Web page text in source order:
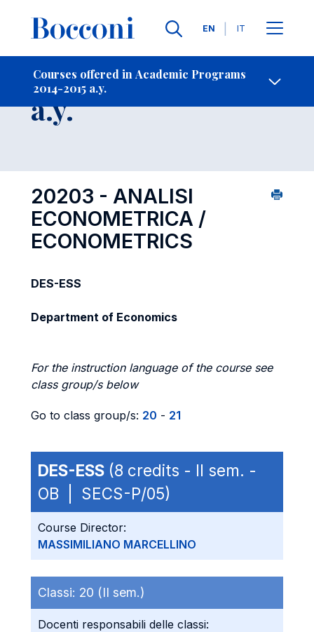
Languages
EN IT
Courses offered in Academic Programs
2014-2015 a.y.
- Contact Us
Course 2014-2015
a.y.
20203 - ANALISI
ECONOMETRICA /
ECONOMETRICS
DES-ESS
Department of Economics
For the instruction language of the course see
class group/s below
Go to class group/s: 20 - 21
DES-ESS (8 credits - II sem. -
OB | SECS-P/05)
Course Director:
MASSIMILIANO MARCELLINO
Classi: 20 (II sem.)
Docenti responsabili delle classi: